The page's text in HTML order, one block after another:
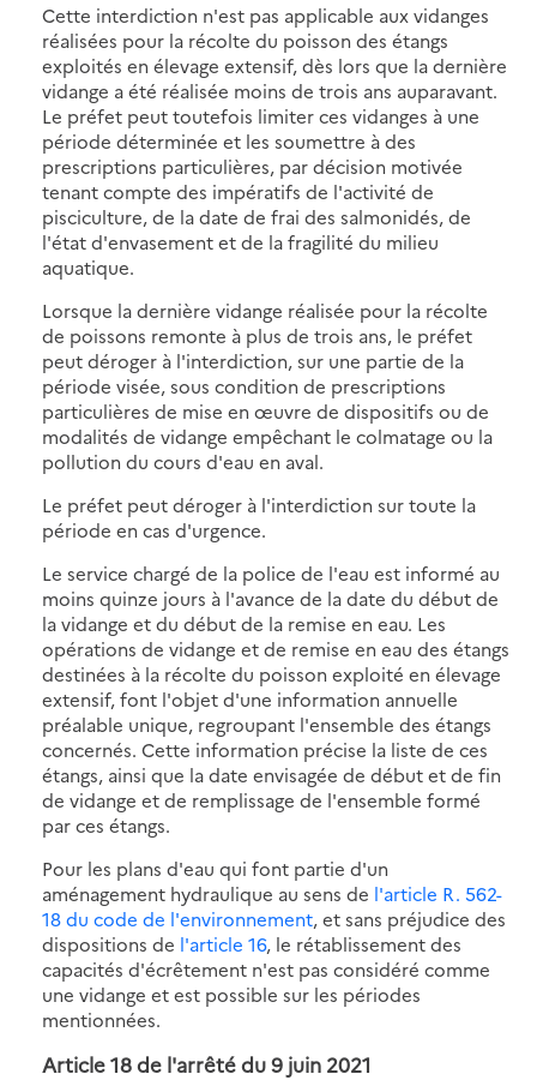
Cette interdiction n'est pas applicable aux vidanges
réalisées pour la récolte du poisson des étangs
exploités en élevage extensif, dès lors que la dernière
vidange a été réalisée moins de trois ans auparavant.
Le préfet peut toutefois limiter ces vidanges à une
période déterminée et les soumettre à des
prescriptions particulières, par décision motivée
tenant compte des impératifs de l'activité de
pisciculture, de la date de frai des salmonidés, de
l'état d'envasement et de la fragilité du milieu
aquatique.
Lorsque la dernière vidange réalisée pour la récolte
de poissons remonte à plus de trois ans, le préfet
peut déroger à l'interdiction, sur une partie de la
période visée, sous condition de prescriptions
particulières de mise en œuvre de dispositifs ou de
modalités de vidange empêchant le colmatage ou la
pollution du cours d'eau en aval.
Le préfet peut déroger à l'interdiction sur toute la
période en cas d'urgence.
Le service chargé de la police de l'eau est informé au
moins quinze jours à l'avance de la date du début de
la vidange et du début de la remise en eau. Les
opérations de vidange et de remise en eau des étangs
destinées à la récolte du poisson exploité en élevage
extensif, font l'objet d'une information annuelle
préalable unique, regroupant l'ensemble des étangs
concernés. Cette information précise la liste de ces
étangs, ainsi que la date envisagée de début et de fin
de vidange et de remplissage de l'ensemble formé
par ces étangs.
Pour les plans d'eau qui font partie d'un
aménagement hydraulique au sens de l'article R. 562-
18 du code de l'environnement, et sans préjudice des
dispositions de l'article 16, le rétablissement des
capacités d'écrêtement n'est pas considéré comme
une vidange et est possible sur les périodes
mentionnées.
Article 18 de l'arrêté du 9 juin 2021